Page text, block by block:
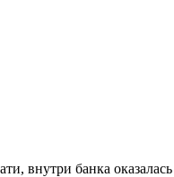
внутри банка